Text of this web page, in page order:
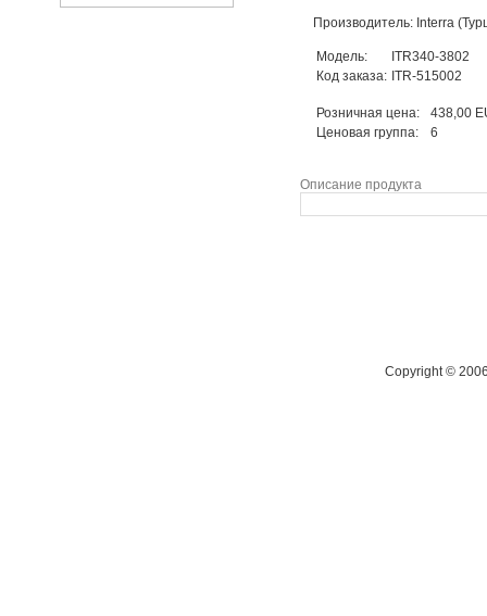
Производитель: Interra
Модель:
ITR340-3802
Код заказа: ITR-515002
Розничная цена:
438,00
Ценовая группа:
6
Описание продукта
Copyright ©